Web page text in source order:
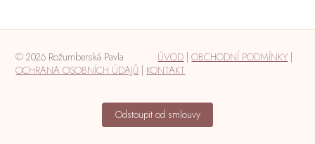
© 2026 Rožumberská Pavla ÚVOD |OBCHODNÍ PODMÍNKY
OCHRANA OSOBNÍCH ÚDAJŮ
KONTAKT
Odstoupit od smlouvy